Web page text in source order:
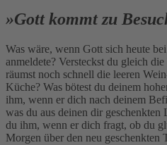
»Gott kommt zu
Was wäre, wenn Gott sich heute
anmeldete? Versteckst du gleich
räumst noch schnell die leeren
Küche? Was bötest du deinem
ihm, wenn er dich nach deinem
was du aus deinen dir geschenkten
du ihm, wenn er dich fragt, ob du
Morgen über den neu geschenkten